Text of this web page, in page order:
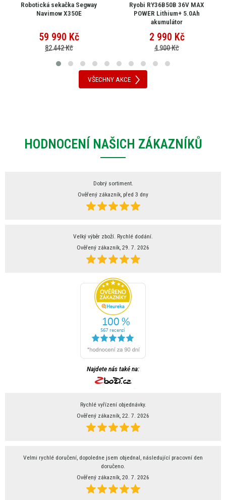
Robotická sekačka Segway
Navimow X350E
59 990 Kč
82 442 Kč
Ryobi RY36B50B 36V MAX
POWER Lithium+ 5.0Ah
akumulátor
2 990 Kč
4 900 Kč
VŠECHNY AKCE
HODNOCENÍ NAŠICH ZÁKAZNÍKŮ
Dobrý sortiment.
Ověřený zákazník, před 3 dny
Velký výběr zboží. Rychlé dodání.
Ověřený zákazník, 29. 7. 2026
Najdete nás také na:
Rychlé vyřízení objednávky.
Ověřený zákazník, 22. 7. 2026
Velmi rychlé doručení, dopoledne jsem objednal, následující pracovní den
doručeno.
Ověřený zákazník, 20. 7. 2026